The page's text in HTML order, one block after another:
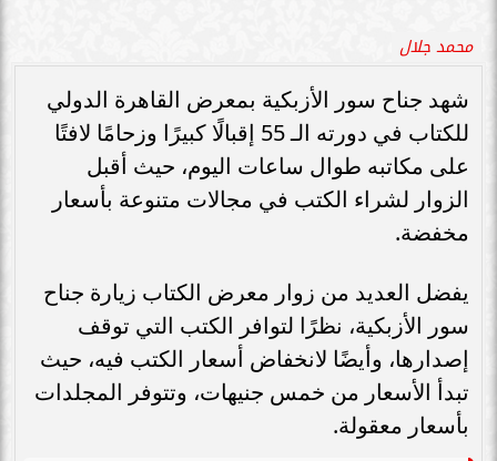
محمد جلال
شهد جناح سور الأزبكية بمعرض القاهرة الدولي
للكتاب في دورته الـ 55 إقبالًا كبيرًا وزحامًا لافتًا
على مكاتبه طوال ساعات اليوم، حيث أقبل
الزوار لشراء الكتب في مجالات متنوعة بأسعار
مخفضة.
يفضل العديد من زوار معرض الكتاب زيارة جناح
سور الأزبكية، نظرًا لتوافر الكتب التي توقف
إصدارها، وأيضًا لانخفاض أسعار الكتب فيه، حيث
تبدأ الأسعار من خمس جنيهات، وتتوفر المجلدات
بأسعار معقولة.